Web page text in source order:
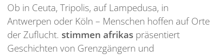
Ob in Ceuta, Tripolis, auf Lampedusa, in
Antwerpen oder Köln – Menschen hoffen auf Orte
der Zuflucht. stimmen afrikas präsentiert
Geschichten von Grenzgängern und